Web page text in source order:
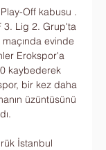
Off kabusu .
3. Lig 2. Grup'ta
maçında evinde
Erokspor'a
kaybederek
bir kez daha
üzüntüsünü
İstanbul